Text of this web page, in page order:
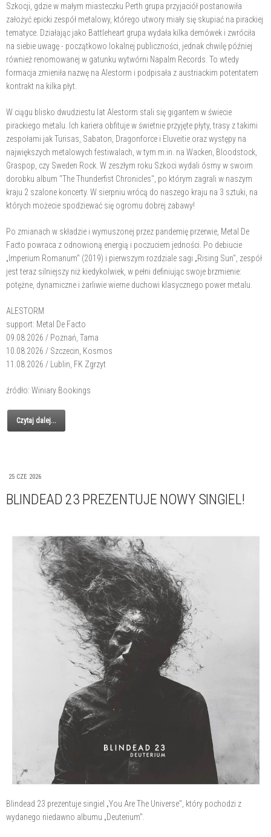
Szkocji, gdzie w małym miasteczku Perth grupa przyjaciół postanowiła
założyć epicki zespół metalowy, którego utwory miały się skupiać na pirackiej
tematyce. Działając jako Battleheart grupa wydała kilka demówek i zwróciła
na siebie uwagę - początkowo lokalnej publiczności, jednak chwilę później
również renomowanej w gatunku wytwórni Napalm Records. To wtedy
formacja zmieniła nazwę na Alestorm i podpisała z austriackim potentatem
kontrakt na kilka płyt.
W ciągu blisko dwudziestu lat Alestorm stali się gigantem w świecie
pirackiego metalu. Ich kariera obfituje w świetnie przyjęte płyty, trasy z takimi
zespołami jak Turisas, Sabaton, Dragonforce i Eluveitie oraz występy na
największych metalowych festiwalach, w tym m.in. na Wacken, Bloodstock,
Graspop, czy Sweden Rock. W zeszłym roku Szkoci wydali ósmy w swoim
dorobku album "The Thunderfist Chronicles", po którym zagrali w naszym
kraju 2 szalone koncerty. W sierpniu wrócą do naszego kraju na 3 sztuki, na
których możecie spodziewać się ogromu dobrej zabawy!
Po zmianach w składzie i wymuszonej przez pandemię przerwie, Metal De
Facto powraca z odnowioną energią i poczuciem jedności. Po debiucie
„Imperium Romanum" (2019) i pierwszym rozdziale sagi „Rising Sun", zespół
jest teraz silniejszy niż kiedykolwiek, w pełni definiując swoje brzmienie:
potężne, dynamiczne i żarliwie wierne duchowi klasycznego power metalu.
ALESTORM
support: Metal De Facto
09.08.2026 / Poznań, Tama
10.08.2026 / Szczecin, Kosmos
11.08.2026 / Lublin, FK Zgrzyt
źródło: Winiary Bookings
Czytaj dalej...
25 CZE 2026
BLINDEAD 23 PREZENTUJE NOWY SINGIEL!
Blindead 23 prezentuje singiel „You Are The Universe", który pochodzi z
wydanego niedawno albumu „Deuterium".